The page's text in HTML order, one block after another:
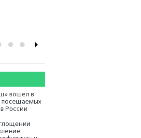
вошел в
посещаемых
России